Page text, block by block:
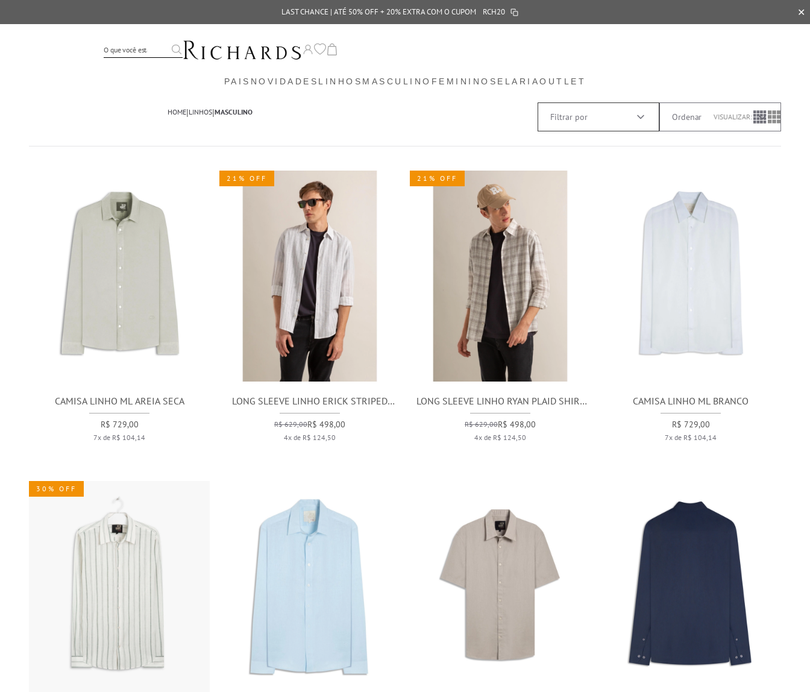
LAST CHANCE | ATÉ 50% OFF + 20% EXTRA COM O CUPOM RCH20 ✕
PAIS NOVIDADES LINHOS MASCULINO FEMININO SELARIAOUTLET
HOME|LINHOS|MASCULINO Filtrar por VISUALIZAR:
CAMISA LINHO ML AREIA SECA
R$ 729,00
7x de R$ 104,14
LONG SLEEVE LINHO ERICK STRIPED
SHIRT AZUL BIC
R$ 629,00R$ 498,00
4x de R$ 124,50
21% OFF
LONG SLEEVE LINHO RYAN PLAID SHIRT
CINZA CLARO
R$ 629,00R$ 498,00
4x de R$ 124,50
21% OFF
CAMISA LINHO ML BRANCO
R$ 729,00
7x de R$ 104,14
30% OFF